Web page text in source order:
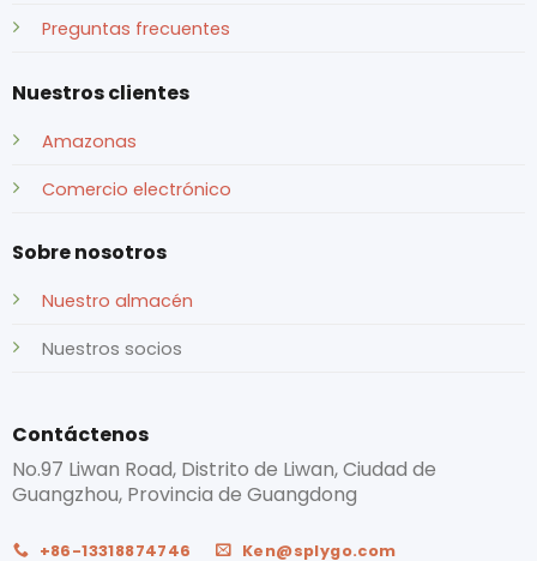
Preguntas frecuentes
Nuestros clientes
Amazonas
Comercio electrónico
Sobre nosotros
Nuestro almacén
Nuestros socios
Contáctenos
No.97 Liwan Road, Distrito de Liwan, Ciudad de
Guangzhou, Provincia de Guangdong
+86-13318874746 Ken@splygo.com